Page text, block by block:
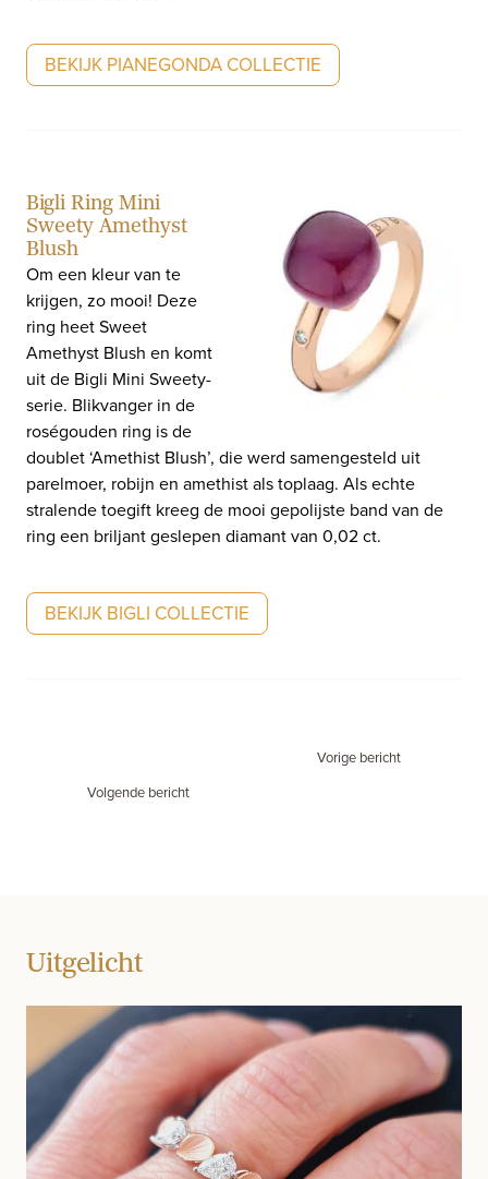
BEKIJK PIANEGONDA COLLECTIE
Bigli Ring Mini
Sweety Amethyst
Blush
Om een kleur van te
krijgen, zo mooi! Deze
ring heet Sweet
Amethyst Blush en komt
uit de Bigli Mini Sweety-
serie. Blikvanger in de
roségouden ring is de
doublet ‘Amethist Blush’, die werd samengesteld uit
parelmoer, robijn en amethist als toplaag. Als echte
stralende toegift kreeg de mooi gepolijste band van de
ring een briljant geslepen diamant van 0,02 ct.
BEKIJK BIGLI COLLECTIE
Vorige bericht
Volgende bericht
Uitgelicht